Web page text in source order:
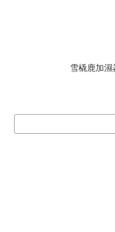
雪橇鹿加